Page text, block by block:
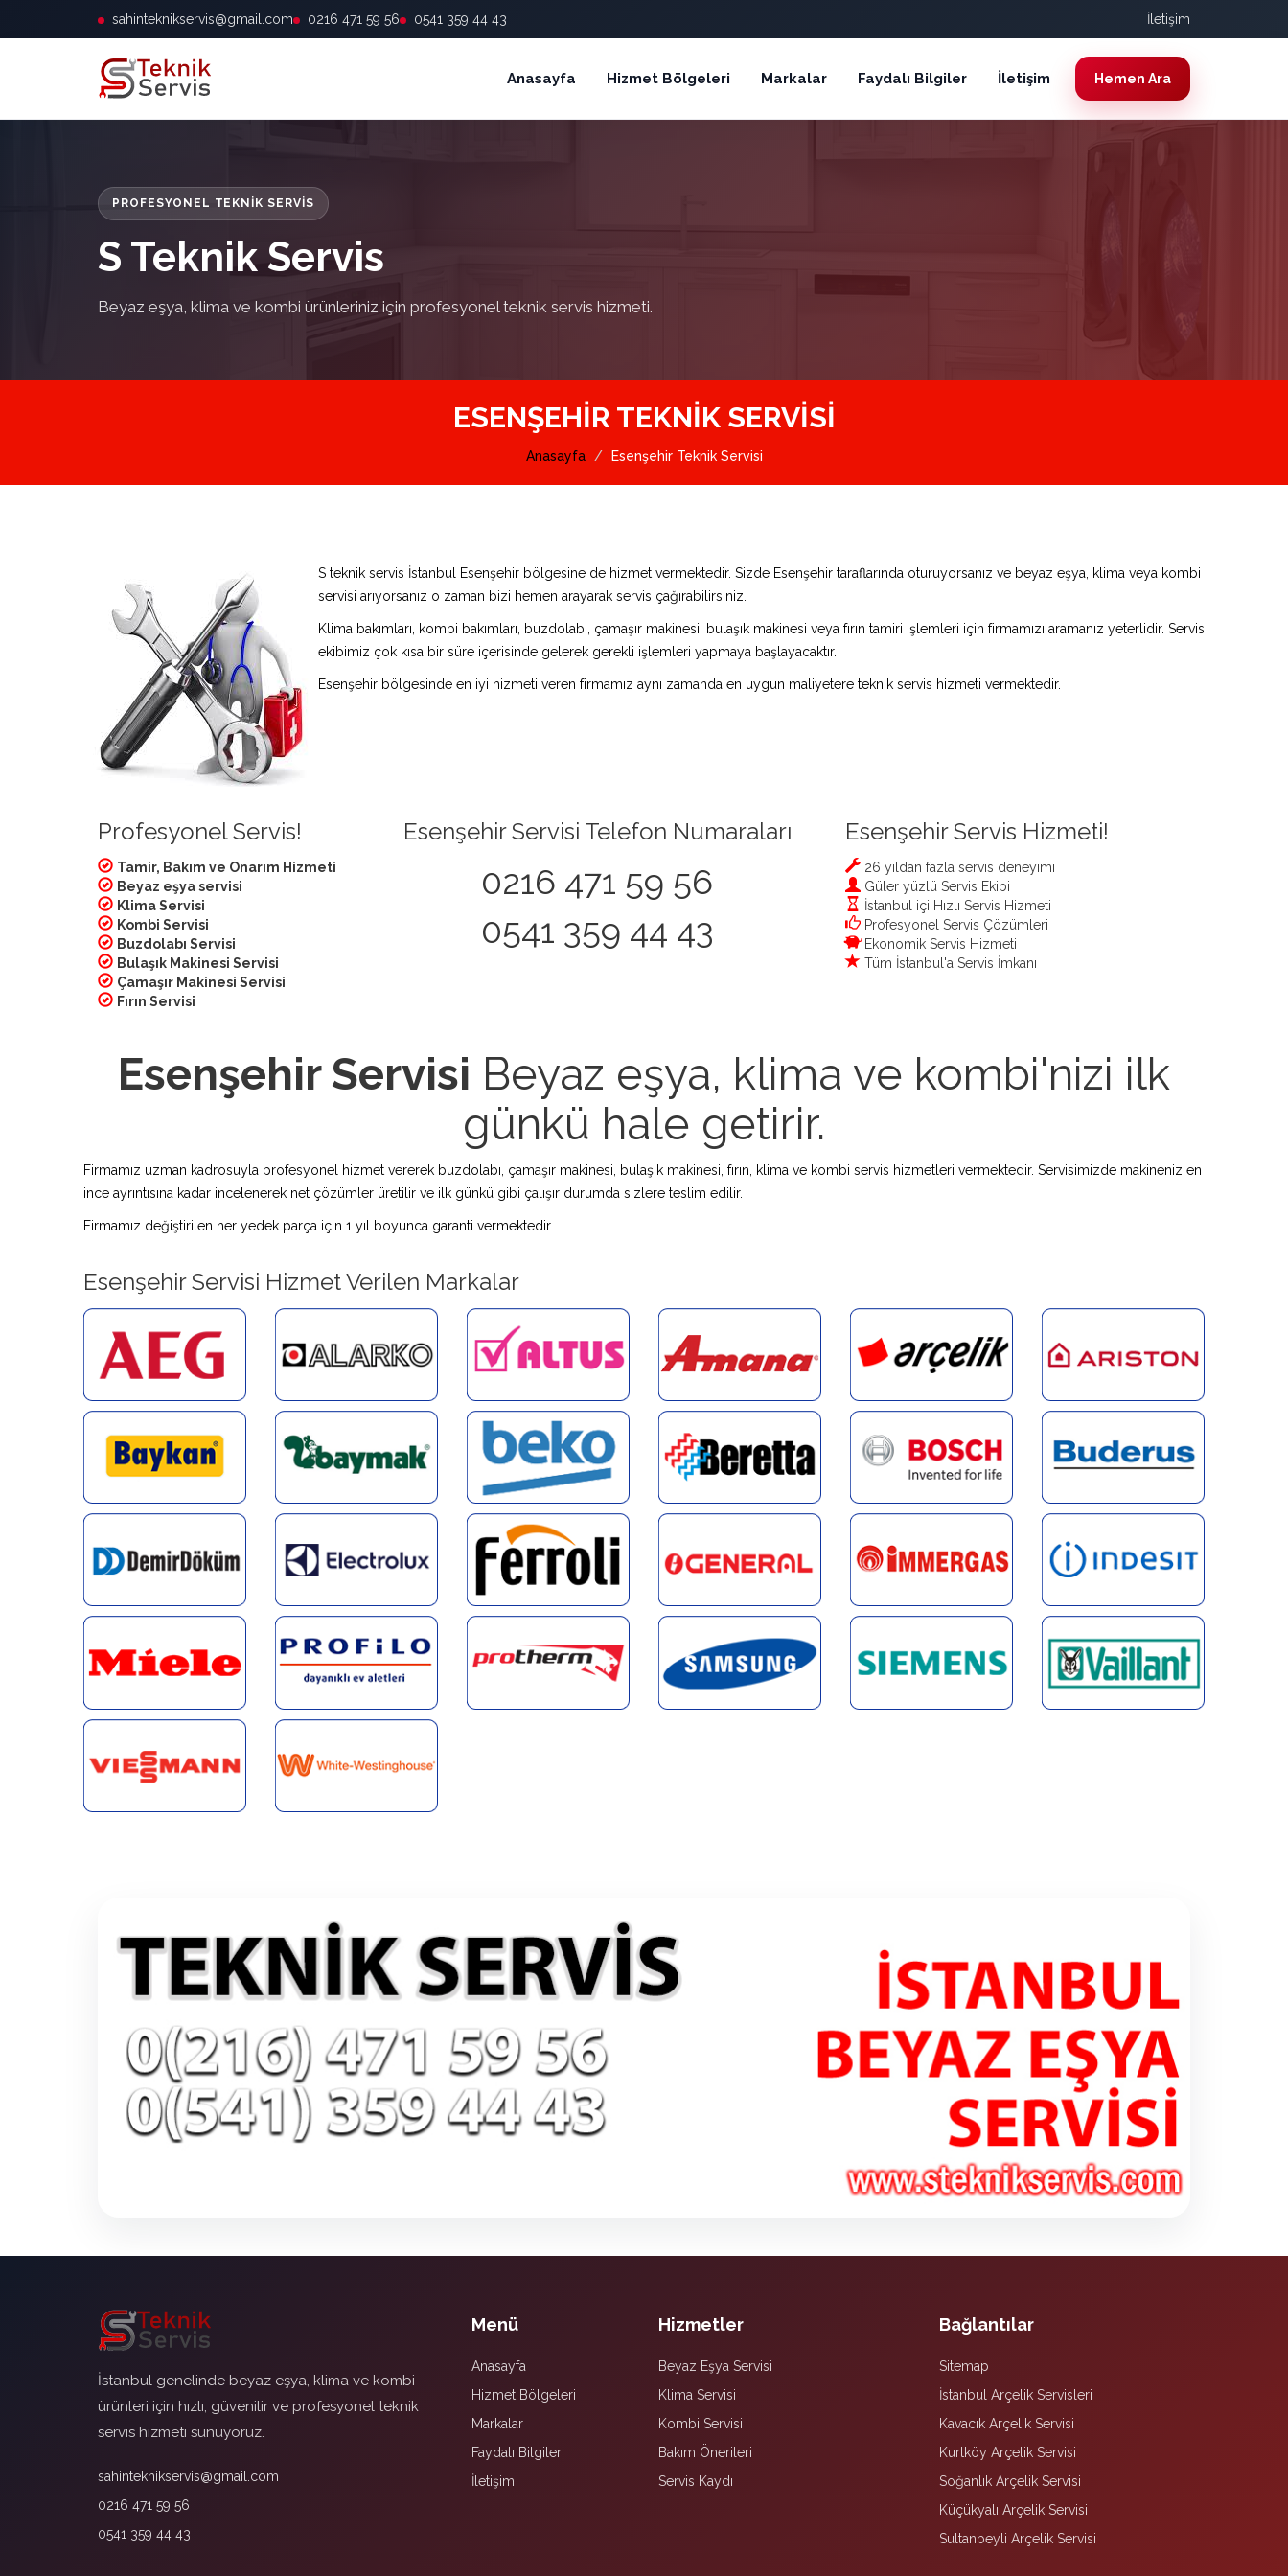
sahinteknikservis@gmail.com 0216 471 59 56 0541 359 44 43 İletişim
Anasayfa Hizmet Bölgeleri Markalar Faydalı Bilgiler İletişim Hemen Ara
PROFESYONEL TEKNIK SERVIS
S Teknik Servis
Beyaz eşya, klima ve kombi ürünleriniz için profesyonel teknik servis hizmeti.
ESENŞEHIR TEKNIK SERVISI
Anasayfa Esenşehir Teknik Servisi
S teknik servis İstanbul Esenşehir bölgesine de hizmet vermektedir. Sizde Esenşehir taraflarında oturuyorsanız ve beyaz eşya, klima veya kombi
servisi arıyorsanız o zaman bizi hemen arayarak servis çağırabilirsiniz.
Klima bakımları, kombi bakımları, buzdolabı, çamaşır makinesi, bulaşık makinesi veya fırın tamiri işlemleri için firmamızı aramanız yeterlidir. Servis
ekibimiz çok kısa bir süre içerisinde gelerek gerekli işlemleri yapmaya başlayacaktır.
Esenşehir bölgesinde en iyi hizmeti veren firmamız aynı zamanda en uygun maliyetere teknik servis hizmeti vermektedir.
Profesyonel Servis!
Tamir, Bakım ve Onarım Hizmeti
Beyaz eşya servisi
Klima Servisi
Kombi Servisi
Buzdolabı Servisi
Bulaşık Makinesi Servisi
Çamaşır Makinesi Servisi
Fırın Servisi
Esenşehir Servisi Telefon Numaraları
0216 471 59 56
0541 359 44 43
Esenşehir Servis Hizmeti!
26 yıldan fazla servis deneyimi
Güler yüzlü Servis Ekibi
İstanbul içi Hızlı Servis Hizmeti
Profesyonel Servis Çözümleri
Ekonomik Servis Hizmeti
Tüm İstanbul'a Servis İmkanı
Esenşehir Servisi Beyaz eşya, klima ve kombi'nizi ilk
günkü hale getirir.
Firmamız uzman kadrosuyla profesyonel hizmet vererek buzdolabı, çamaşır makinesi, bulaşık makinesi, fırın, klima ve kombi servis hizmetleri vermektedir. Servisimizde makineniz en
ince ayrıntısına kadar incelenerek net çözümler üretilir ve ilk günkü gibi çalışır durumda sizlere teslim edilir.
Firmamız değiştirilen her yedek parça için 1 yıl boyunca garanti vermektedir.
Esenşehir Servisi Hizmet Verilen Markalar
İstanbul genelinde beyaz eşya, klima ve kombi
ürünleri için hızlı, güvenilir ve profesyonel teknik
servis hizmeti sunuyoruz.
sahinteknikservis@gmail.com
0216 471 59 56
0541 359 44 43
Menü
Anasayfa
Hizmet Bölgeleri
Markalar
Faydalı Bilgiler
İletişim
Hizmetler
Beyaz Eşya Servisi
Klima Servisi
Kombi Servisi
Bakım Önerileri
Servis Kaydı
Bağlantılar
Sitemap
İstanbul Arçelik Servisleri
Kavacık Arçelik Servisi
Kurtköy Arçelik Servisi
Soğanlık Arçelik Servisi
Küçükyalı Arçelik Servisi
Sultanbeyli Arçelik Servisi